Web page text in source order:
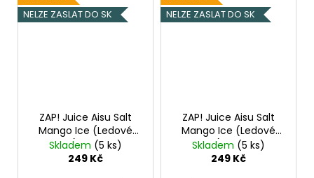
NELZE ZASLAT DO SK
ZAP! Juice Aisu Salt
Mango Ice (Ledové
mango) 10ml 20mg
Skladem (5 ks)
249 Kč
NELZE ZASLAT DO SK
ZAP! Juice Aisu Salt
Mango Ice (Ledové
mango) 10ml 10mg
Skladem (5 ks)
249 Kč